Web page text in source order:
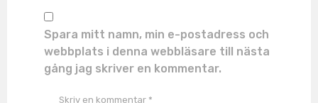
Spara mitt namn, min e-postadress och
webbplats i denna webbläsare till nästa
gång jag skriver en kommentar.